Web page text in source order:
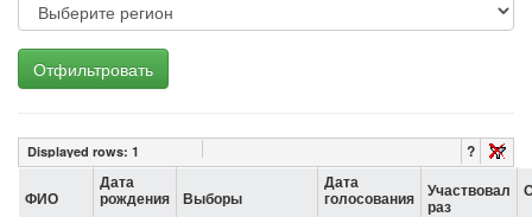
Отфильтровать
Displayed rows: 1 ?
ФИО
Дата
рождения
Выборы
Дата
голосования
Участвовал
раз